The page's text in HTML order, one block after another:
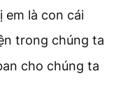
em là con cái
trong chúng ta
cho chúng ta